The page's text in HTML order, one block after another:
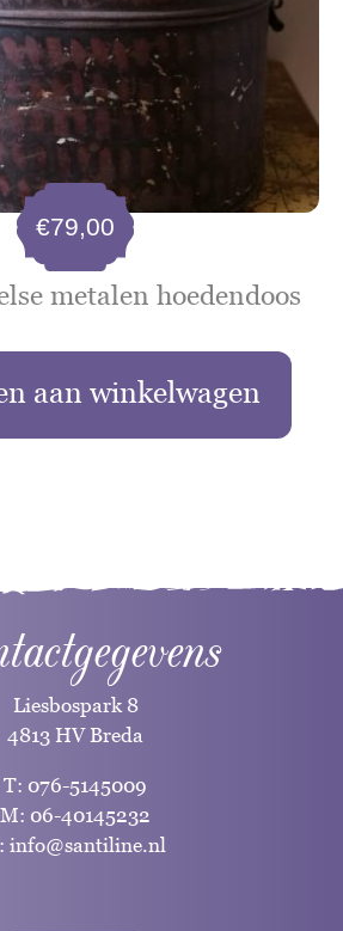
metalen hoedendoos
€79,00
aan winkelwagen
Liesbospark 8
4813 HV Breda
T: 076-5145009
M: 06-40145232
info@santiline.nl